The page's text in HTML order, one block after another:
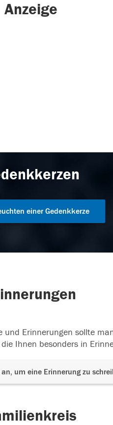
Anzeige
einer Gedenkkerze
und Erinnerungen sollte
Ihnen besonders in
um eine Erinnerung zu